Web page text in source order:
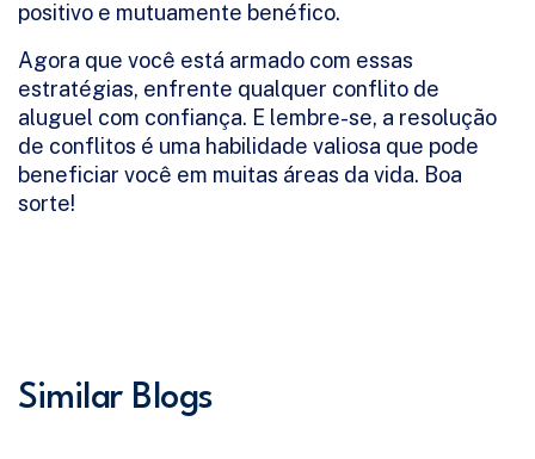
positivo e mutuamente benéfico.
Agora que você está armado com essas
estratégias, enfrente qualquer conflito de
aluguel com confiança. E lembre-se, a resolução
de conflitos é uma habilidade valiosa que pode
beneficiar você em muitas áreas da vida. Boa
sorte!
Similar Blogs